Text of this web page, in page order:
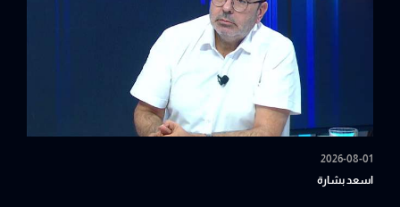
2026-08-01
اسعد بشارة